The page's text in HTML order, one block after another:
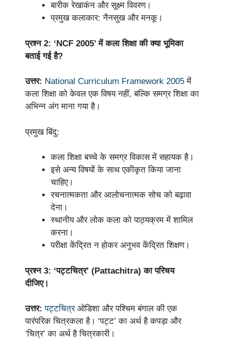
बारीक रेखाकंन और सूक्ष्म विवरण।
प्रमुख कलाकार: नैनसुख और मनकू।
प्रश्न 2: ‘NCF 2005’ में कला शिक्षा की क्या भूमिका
बताई गई है?
उत्तर: National Curriculum Framework 2005 में
कला शिक्षा को केवल एक विषय नहीं, बल्कि समग्र शिक्षा का
अभिन्न अंग माना गया है।
प्रमुख बिंदु:
कला शिक्षा बच्चे के समग्र विकास में सहायक है।
इसे अन्य विषयों के साथ एकीकृत किया जाना
चाहिए।
रचनात्मकता और आलोचनात्मक सोच को बढ़ावा
देना।
स्थानीय और लोक कला को पाठ्यक्रम में शामिल
करना।
परीक्षा केंद्रित न होकर अनुभव केंद्रित शिक्षण।
प्रश्न 3: ‘पट्टचित्र’ (Pattachitra) का परिचय
दीजिए।
उत्तर: पट्टचित्रओडिशा और पश्चिम बंगाल की एक
पारंपरिक चित्रकला है। ‘पट्ट’ का अर्थ है कपड़ा और
‘चित्र’ का अर्थ है चित्रकारी।